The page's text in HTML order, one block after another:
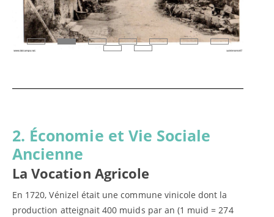
2. Économie et Vie Sociale
Ancienne
La Vocation Agricole
En 1720, Vénizel était une commune vinicole dont la
production atteignait 400 muids par an (1 muid = 274